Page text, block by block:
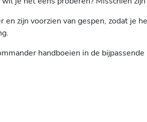
en zijn voorzien van gespen, zodat
handboeien in de